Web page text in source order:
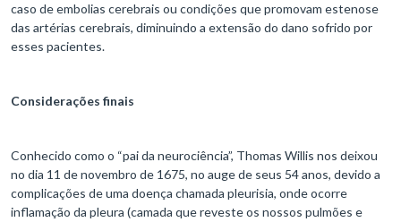
caso de embolias cerebrais ou condições que promovam estenose
das artérias cerebrais, diminuindo a extensão do dano sofrido por
esses pacientes.
Considerações finais
Conhecido como o “pai da neurociência”, Thomas Willis nos deixou
no dia 11 de novembro de 1675, no auge de seus 54 anos, devido a
complicações de uma doença chamada pleurisia, onde ocorre
inflamação da pleura (camada que reveste os nossos pulmões e